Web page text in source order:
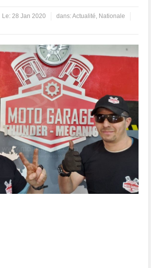
Le:28 Jan 2020 dans:Actualité, Nationale